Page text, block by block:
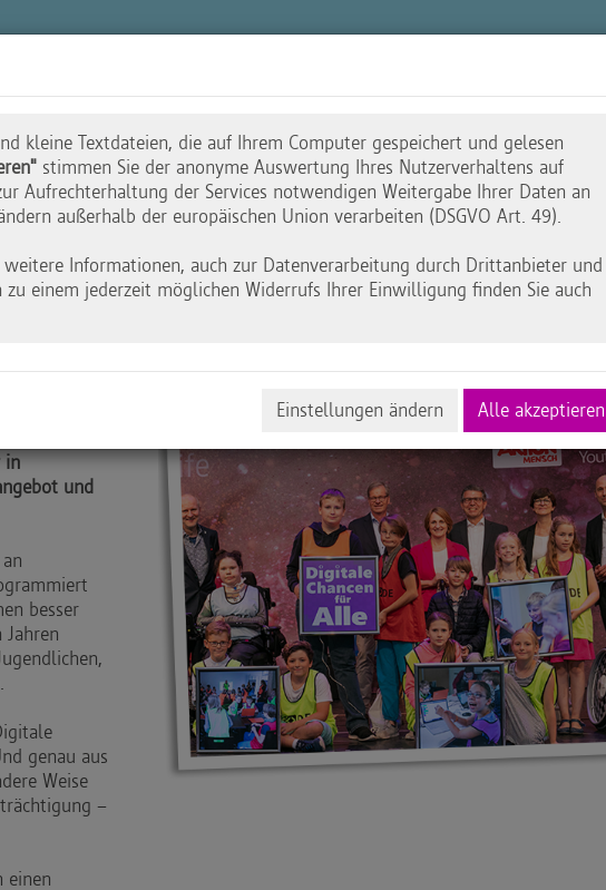
inklusiv
dazu
in
und
besser
genau aus
Weise
–
einen
kleine Textdateien, die auf Ihrem Computer gespeichert und gelesen
stimmen Sie der anonyme Auswertung Ihres Nutzerverhaltens auf
Aufrechterhaltung der Services notwendigen Weitergabe Ihrer Daten an
außerhalb der europäischen Union verarbeiten (DSGVO Art. 49).
weitere Informationen, auch zur Datenverarbeitung durch Drittanbieter und
einem jederzeit möglichen Widerrufs Ihrer Einwilligung finden Sie auch
Einstellungen ändern Alle akzeptieren